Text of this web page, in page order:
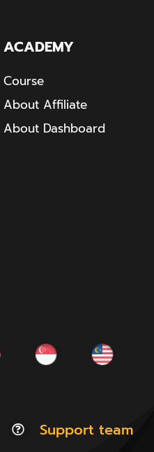
ACADEMY
Course
About Affiliate
About Dashboard
Support team